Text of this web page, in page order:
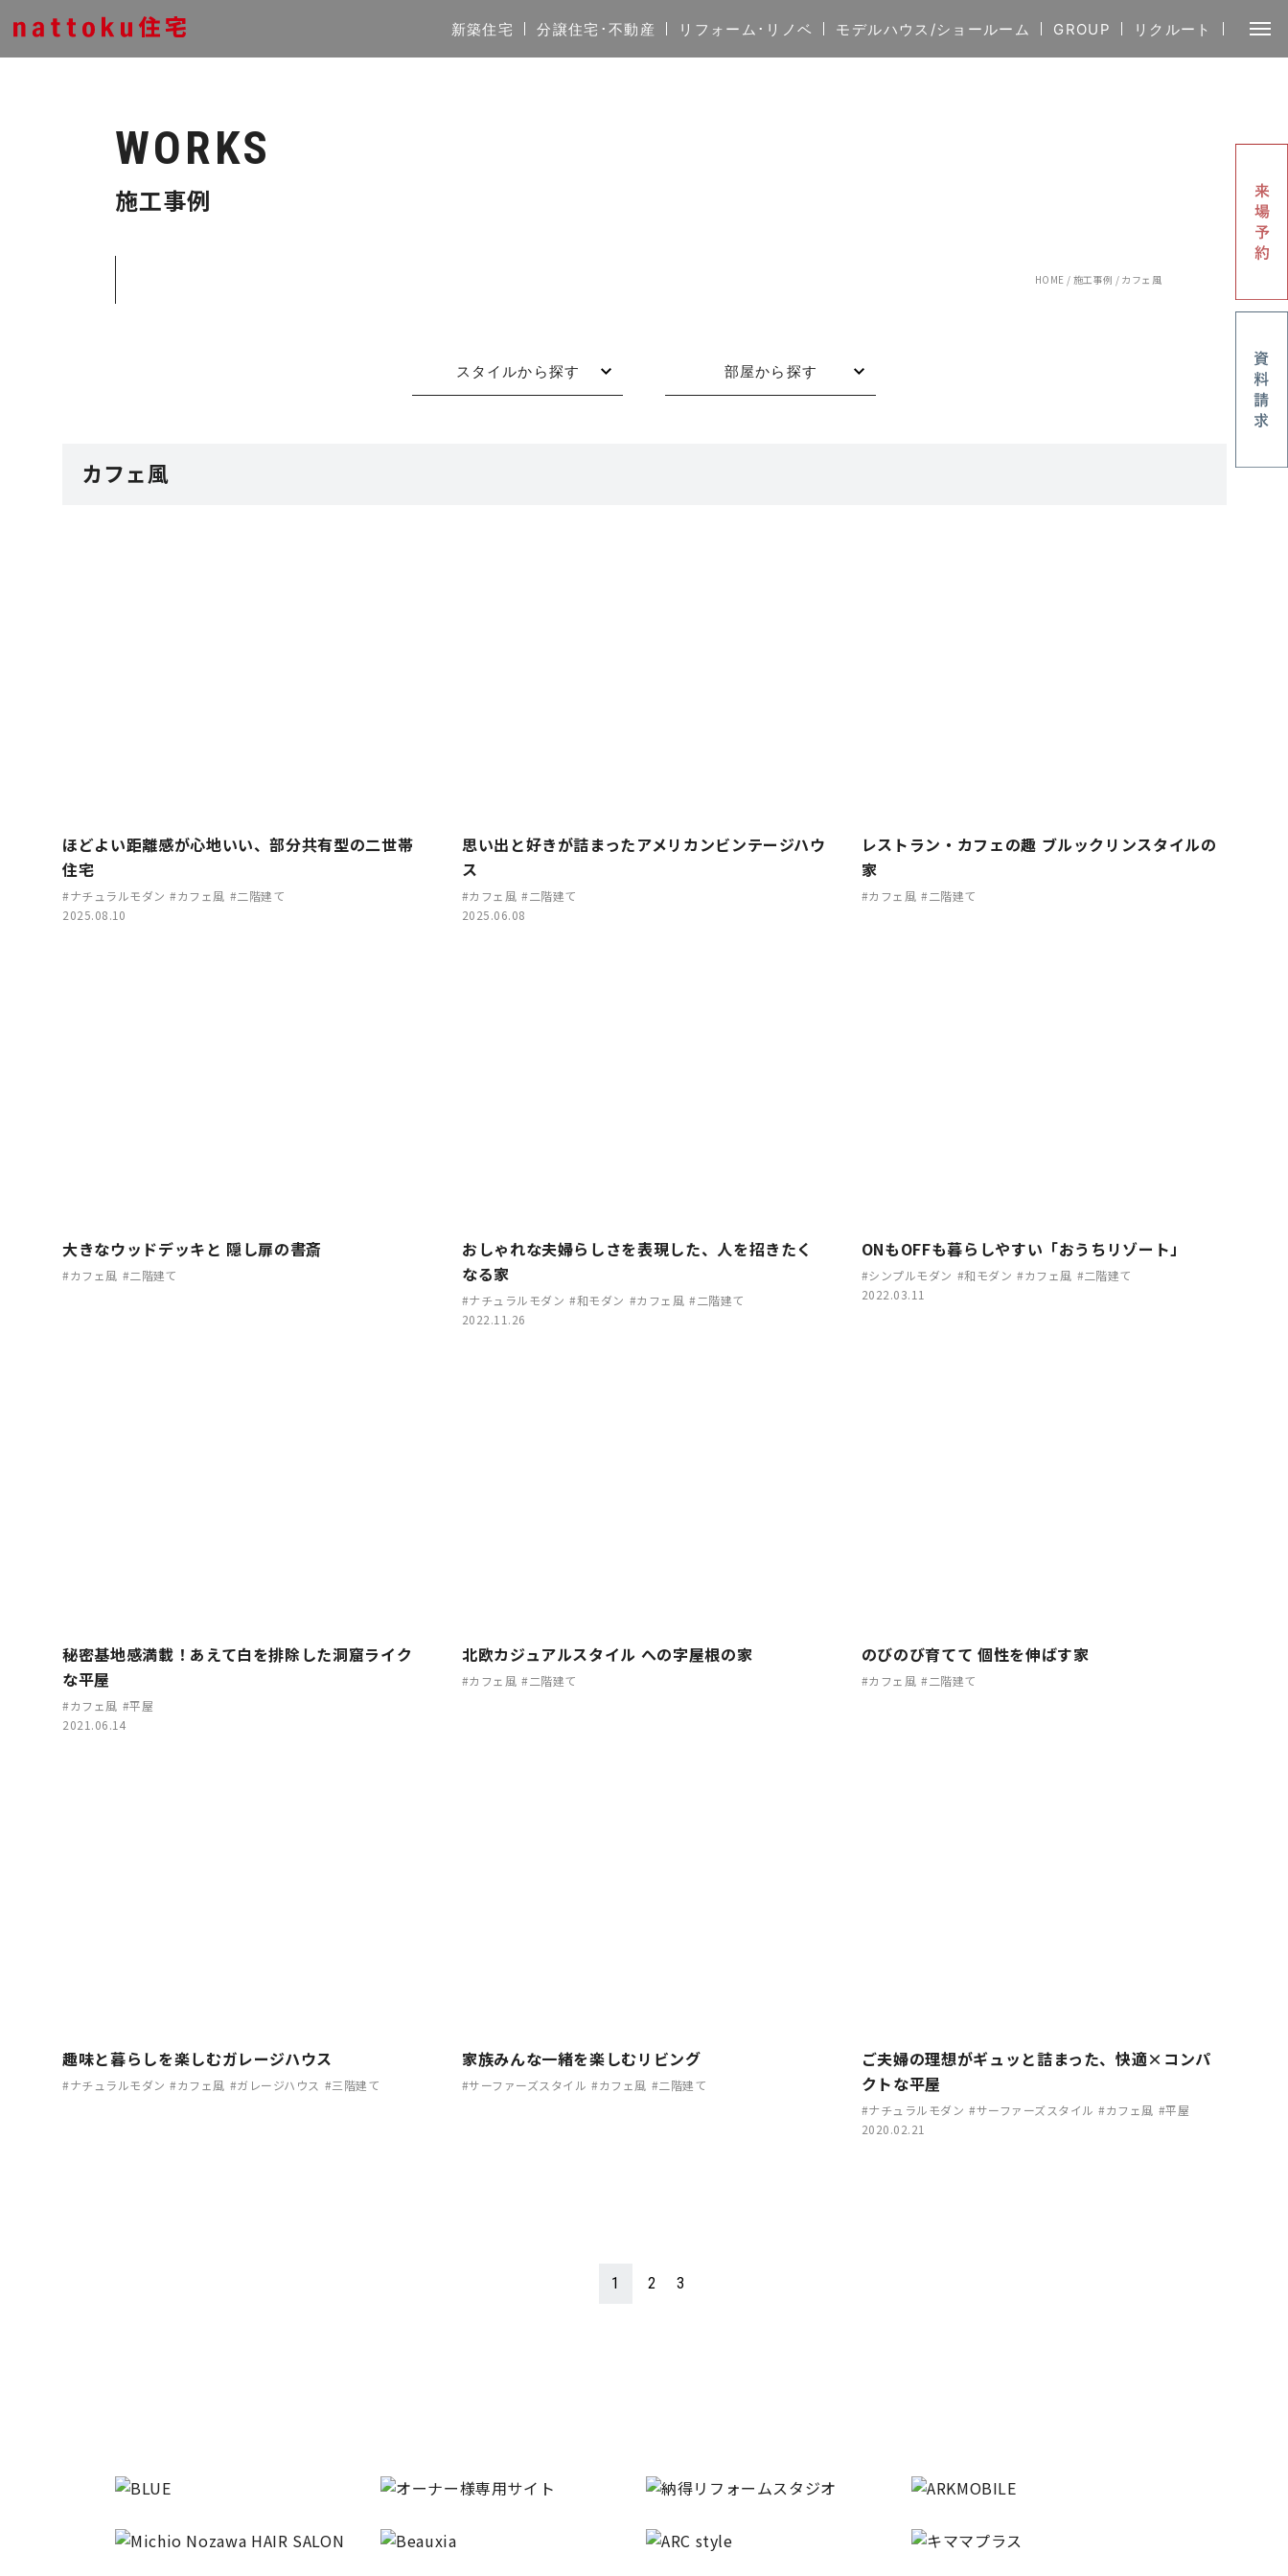
新築住宅 分譲住宅･不動産 リフォーム･リノベ モデルハウス/ショールーム GROUP リクルート
WORKS
施工事例
HOME / 施工事例 / カフェ風
スタイルから探す 部屋から探す
カフェ風
ほどよい距離感が心地いい、部分共有型の二世帯
住宅
#ナチュラルモダン #カフェ風 #二階建て
2025.08.10
思い出と好きが詰まったアメリカンビンテージハウ
ス
#カフェ風 #二階建て
2025.06.08
レストラン・カフェの趣 ブルックリンスタイルの
家
#カフェ風 #二階建て
大きなウッドデッキと 隠し扉の書斎
#カフェ風 #二階建て
おしゃれな夫婦らしさを表現した、人を招きたく
なる家
#ナチュラルモダン #和モダン #カフェ風 #二階建て
2022.11.26
ONもOFFも暮らしやすい「おうちリゾート」
#シンプルモダン #和モダン #カフェ風 #二階建て
2022.03.11
秘密基地感満載！あえて白を排除した洞窟ライク
な平屋
#カフェ風 #平屋
2021.06.14
北欧カジュアルスタイル への字屋根の家
#カフェ風 #二階建て
のびのび育てて 個性を伸ばす家
#カフェ風 #二階建て
趣味と暮らしを楽しむガレージハウス
#ナチュラルモダン #カフェ風 #ガレージハウス #三階建て
家族みんな一緒を楽しむリビング
#サーファーズスタイル #カフェ風 #二階建て
ご夫婦の理想がギュッと詰まった、快適×コンパ
クトな平屋
#ナチュラルモダン #サーファーズスタイル #カフェ風 #平屋
2020.02.21
1 2 3